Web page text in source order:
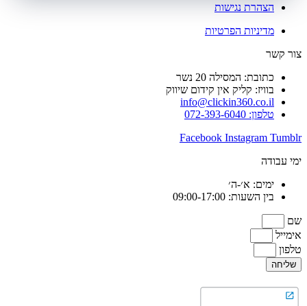
הצהרת נגישות
מדיניות הפרטיות
צור קשר
כתובת: המסילה 20 נשר
בוויז: קליק אין קידום שיווק
info@clickin360.co.il
טלפון: 072-393-6040
Facebook Instagram Tumblr
ימי עבודה
ימים: א׳-ה׳
בין השעות: 09:00-17:00
שם
אימייל
טלפון
שליחה